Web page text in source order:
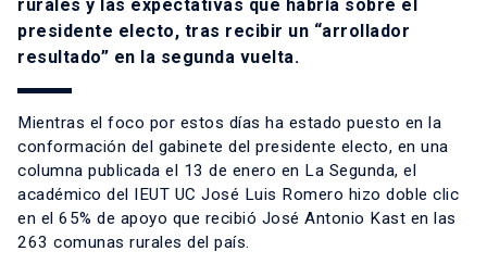
rurales y las expectativas que habría sobre el
presidente electo, tras recibir un “arrollador
resultado” en la segunda vuelta.
Mientras el foco por estos días ha estado puesto en la
conformación del gabinete del presidente electo, en una
columna publicada el 13 de enero en La Segunda, el
académico del IEUT UC José Luis Romero hizo doble clic
en el 65% de apoyo que recibió José Antonio Kast en las
263 comunas rurales del país.